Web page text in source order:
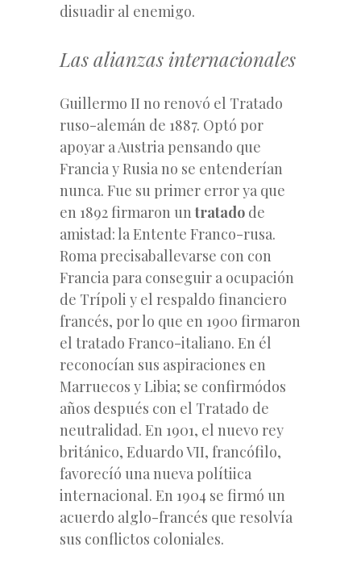
disuadir al enemigo.
Las alianzas internacionales
Guillermo II no renovó el Tratado
ruso-alemán de 1887. Optó por
apoyar a Austria pensando que
Francia y Rusia no se entenderían
nunca. Fue su primer error ya que
en 1892 firmaron untratado de
amistad: la Entente Franco-rusa.
Roma precisaballevarse con con
Francia para conseguir a ocupación
de Trípoli y el respaldo financiero
francés, por lo que en 1900 firmaron
el tratado Franco-italiano. En él
reconocían sus aspiraciones en
Marruecos y Libia; se confirmódos
años después con el Tratado de
neutralidad. En 1901, el nuevo rey
británico, Eduardo VII, francófilo,
favorecíó una nueva polítiica
internacional. En 1904 se firmó un
acuerdo alglo-francés que resolvía
sus conflictos coloniales.